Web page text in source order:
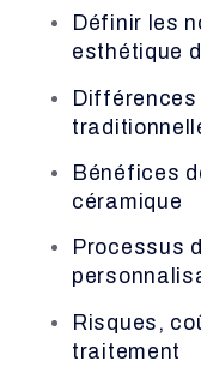
Définir les
esthétique
Bénéfices
céramique
Processus
Risques,
traitement